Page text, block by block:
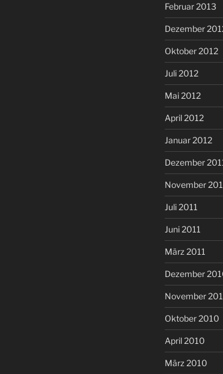
Februar 2013
Dezember
Oktober 2012
Juli 2012
Mai 2012
April 2012
Januar 2012
Dezember
November
Juli 2011
Juni 2011
März 2011
Dezember
November
Oktober 2010
April 2010
März 2010